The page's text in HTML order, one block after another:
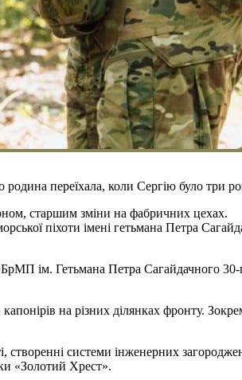
родина переїхала, коли Сергію було три
старшим зміни на фабричних цехах.
піхоти імені гетьмана Петра
ім. Гетьмана Петра Сагайдачного 30-
на різних ділянках фронту.
створенні системи інженерних
«Золотий Хрест».